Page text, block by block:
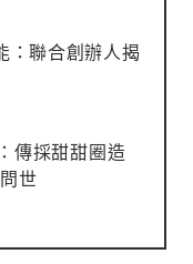
：聯合創辦人揭
傳採甜甜圈造
世